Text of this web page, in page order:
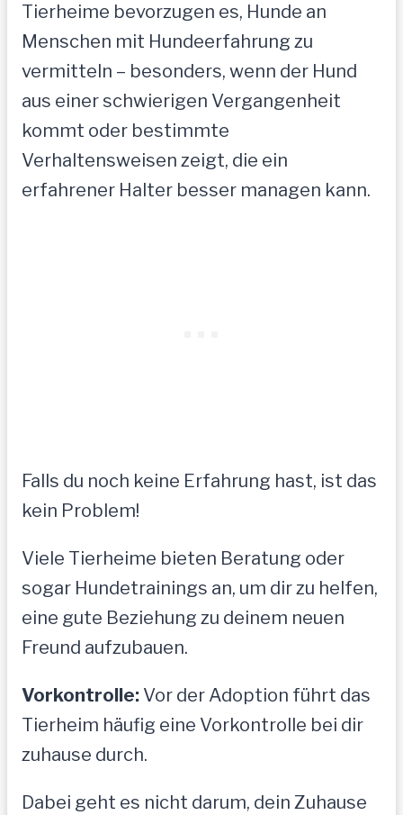
Tierheime bevorzugen es, Hunde an
Menschen mit Hundeerfahrung zu
vermitteln – besonders, wenn der Hund
aus einer schwierigen Vergangenheit
kommt oder bestimmte
Verhaltensweisen zeigt, die ein
erfahrener Halter besser managen kann.
Falls du noch keine Erfahrung hast, ist das
kein Problem!
Viele Tierheime bieten Beratung oder
sogar Hundetrainings an, um dir zu helfen,
eine gute Beziehung zu deinem neuen
Freund aufzubauen.
Vorkontrolle: Vor der Adoption führt das
Tierheim häufig eine Vorkontrolle bei dir
zuhause durch.
Dabei geht es nicht darum, dein Zuhause